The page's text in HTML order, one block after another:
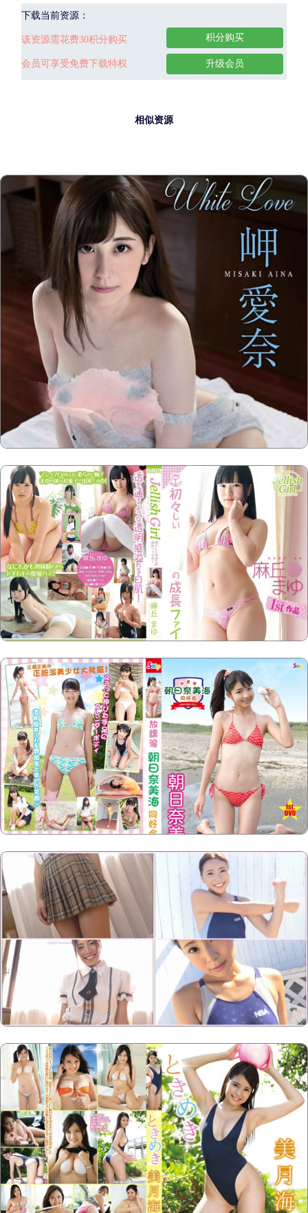
下载当前资源：
该资源需花费30积分购买
会员可享受免费下载特权
积分购买
升级会员
相似资源